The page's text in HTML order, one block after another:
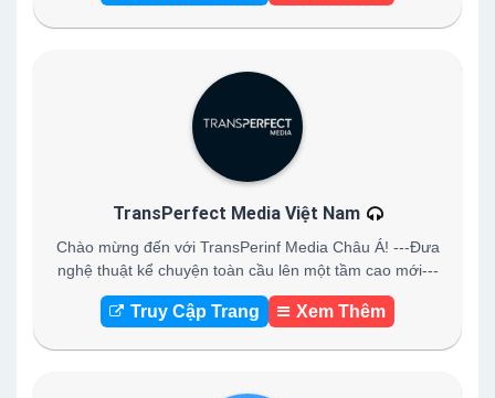
TransPerfect Media Việt Nam
Chào mừng đến với TransPerinf Media Châu Á! ---Đưa
nghệ thuật kể chuyện toàn cầu lên một tầm cao mới---
Truy Cập Trang Xem Thêm